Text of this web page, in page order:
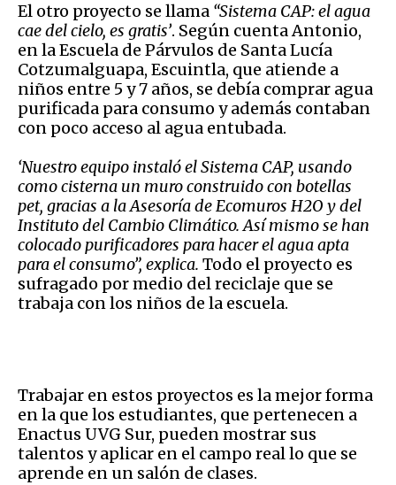
El otro proyecto se llama “Sistema CAP: el agua
cae del cielo, es gratis’. Según cuenta Antonio,
en la Escuela de Párvulos de Santa Lucía
Cotzumalguapa, Escuintla, que atiende a
niños entre 5 y 7 años, se debía comprar agua
purificada para consumo y además contaban
con poco acceso al agua entubada.
‘Nuestro equipo instaló el Sistema CAP, usando
como cisterna un muro construido con botellas
pet, gracias a la Asesoría de Ecomuros H2O y del
Instituto del Cambio Climático. Así mismo se han
colocado purificadores para hacer el agua apta
para el consumo”, explica. Todo el proyecto es
sufragado por medio del reciclaje que se
trabaja con los niños de la escuela.
Trabajar en estos proyectos es la mejor forma
en la que los estudiantes, que pertenecen a
Enactus UVG Sur, pueden mostrar sus
talentos y aplicar en el campo real lo que se
aprende en un salón de clases.